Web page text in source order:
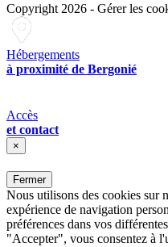
Copyright 2026 - Gérer les
Hébergements
à proximité de Bergonié
Accès
et contact
×
Fermer
Nous utilisons des cookies sur
expérience de navigation
préférences dans vos
"Accepter", vous consentez à